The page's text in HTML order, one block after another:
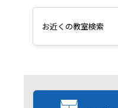
お近くの教室検索